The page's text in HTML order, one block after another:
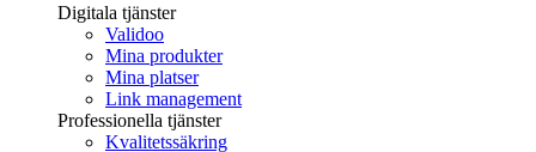
Digitala tjänster
Validoo
Mina produkter
Mina platser
Link management
Professionella tjänster
Kvalitetssäkring